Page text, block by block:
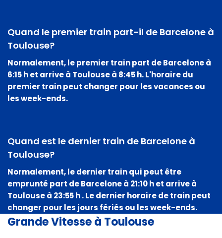
Quand le premier train part-il de Barcelone à
Toulouse?
Normalement, le premier train part de Barcelone à
6:15 het arrive à Toulouse à 8:45 h. L'horaire du
premier train peut changer pour les vacances ou
les week-ends.
Quand est le dernier train de Barcelone à
Toulouse?
Normalement, le dernier train qui peut être
emprunté part de Barcelone à 21:10 het arrive à
Toulouse à 23:55 h. Le dernier horaire de train peut
changer pour les jours fériés ou les week-ends.
Grande Vitesse à Toulouse